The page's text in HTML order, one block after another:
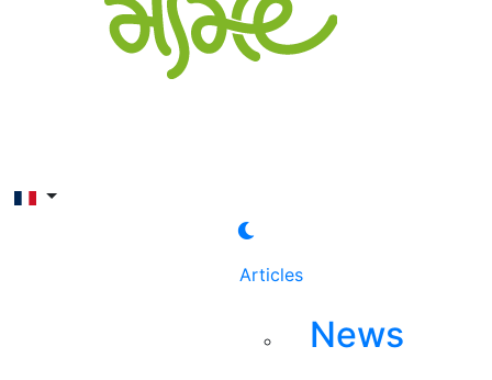
Articles
News